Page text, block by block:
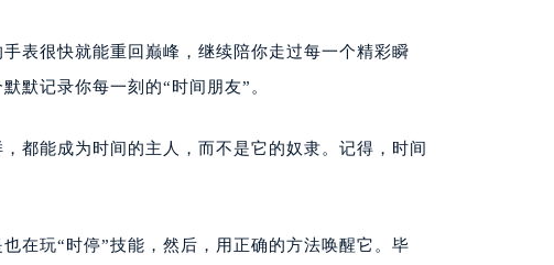
表很快就能重回巅峰，继续陪你走过每一个精彩瞬
默记录你每一刻的“时间朋友”。
都能成为时间的主人，而不是它的奴隶。记得，时间
在玩“时停”技能，然后，用正确的方法唤醒它。毕